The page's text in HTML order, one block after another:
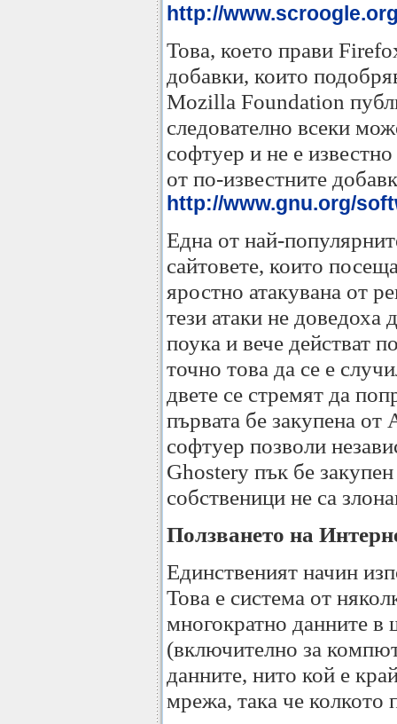
http://
Това, което прави
добавки, които
Mozilla Foundation
следователно всеки
софтуер и не е
от по-известните
http://www.gnu.org/
Една от най-
сайтовете, които
яростно атакувана от
тези атаки не
поука и вече действат
точно това да се е
двете се стремят да
първата бе закупена
софтуер позволи
Ghostery пък бе
собственици не са
Ползването на
Единственият начин
Това е система от
многократно данните
(включително за
данните, нито кой е
мрежа, така че колкото